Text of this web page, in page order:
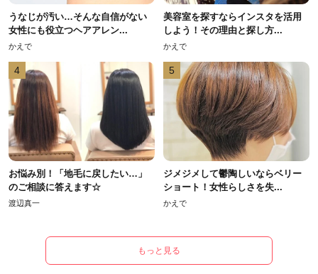
うなじが汚い…そんな自信がない
女性にも役立つヘアアレン...
かえで
美容室を探すならインスタを活用
しよう！その理由と探し方...
かえで
4
お悩み別！「地毛に戻したい…」
のご相談に答えます☆
渡辺真一
5
ジメジメして鬱陶しいならベリー
ショート！女性らしさを失...
かえで
もっと見る